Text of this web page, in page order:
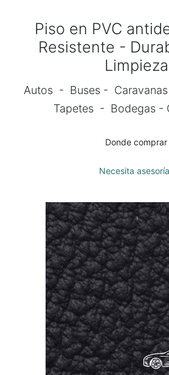
Piso en PVC
Resistente -
Limpieza
Autos - Buses -
Tapetes - Bodegas -
Donde comprar
Necesita